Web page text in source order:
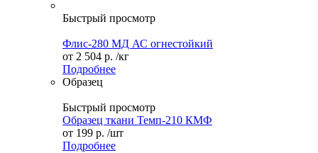
Быстрый просмотр
Флис-280 МД АС огнестойкий
от 2 504 р. /кг
Подробнее
Образец
Быстрый просмотр
Образец ткани Темп-210 КМФ
от 199 р. /шт
Подробнее